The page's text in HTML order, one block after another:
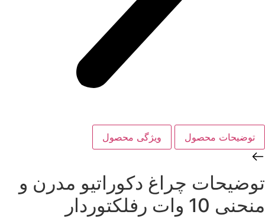
توضیحات محصول ویژگی‌ محصول
توضیحات ‌چراغ دکوراتیو مدرن و
منحنی 10 وات رفلکتوردار